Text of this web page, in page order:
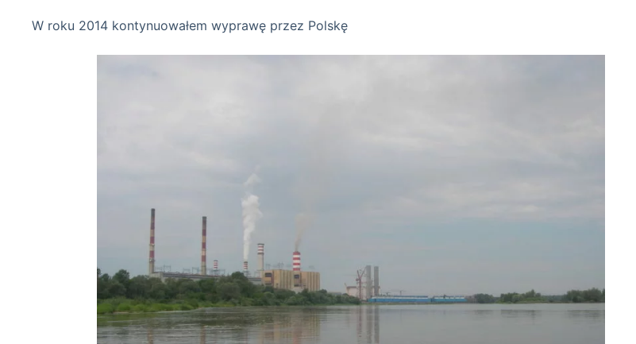
W roku 2014 kontynuowałem wyprawę przez Polskę